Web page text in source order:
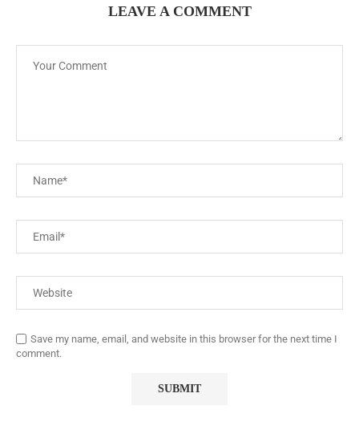
LEAVE A COMMENT
Save my name, email, and website in this browser for the next time I
comment.